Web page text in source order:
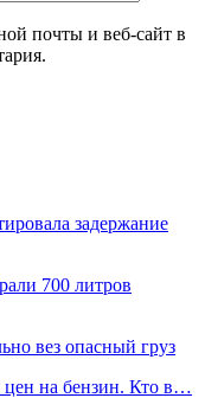
почты и веб-сайт в
задержание
700 литров
вез опасный груз
на бензин. Кто в…